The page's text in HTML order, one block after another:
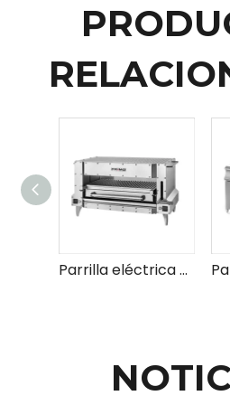
Parrilla eléctrica para carne de alta temperatura